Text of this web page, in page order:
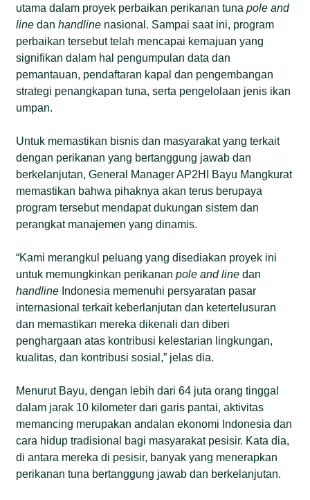
utama dalam proyek perbaikan perikanan tunapole and
line danhandline nasional. Sampai saat ini, program
perbaikan tersebut telah mencapai kemajuan yang
signifikan dalam hal pengumpulan data dan
pemantauan, pendaftaran kapal dan pengembangan
strategi penangkapan tuna, serta pengelolaan jenis ikan
umpan.
Untuk memastikan bisnis dan masyarakat yang terkait
dengan perikanan yang bertanggung jawab dan
berkelanjutan, General Manager AP2HI Bayu Mangkurat
memastikan bahwa pihaknya akan terus berupaya
program tersebut mendapat dukungan sistem dan
perangkat manajemen yang dinamis.
“Kami merangkul peluang yang disediakan proyek ini
untuk memungkinkan perikananpole and line dan
handline Indonesia memenuhi persyaratan pasar
internasional terkait keberlanjutan dan ketertelusuran
dan memastikan mereka dikenali dan diberi
penghargaan atas kontribusi kelestarian lingkungan,
kualitas, dan kontribusi sosial,” jelas dia.
Menurut Bayu, dengan lebih dari 64 juta orang tinggal
dalam jarak 10 kilometer dari garis pantai, aktivitas
memancing merupakan andalan ekonomi Indonesia dan
cara hidup tradisional bagi masyarakat pesisir. Kata dia,
di antara mereka di pesisir, banyak yang menerapkan
perikanan tuna bertanggung jawab dan berkelanjutan.